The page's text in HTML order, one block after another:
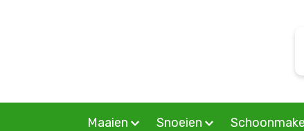
/home/allermedia/domains/vanmourik-
Maaien Snoeien